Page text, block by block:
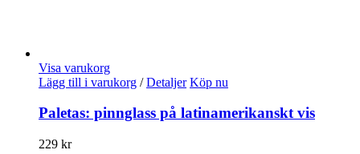
Visa varukorg
Lägg till i varukorg / Detaljer Köp nu
Paletas: pinnglass på latinamerikanskt vis
229 kr